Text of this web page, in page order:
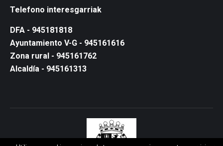
Telefono interesgarriak
DFA - 945181818
Ayuntamiento V-G - 945161616
Zona rural - 945161762
Alcaldía - 945161313